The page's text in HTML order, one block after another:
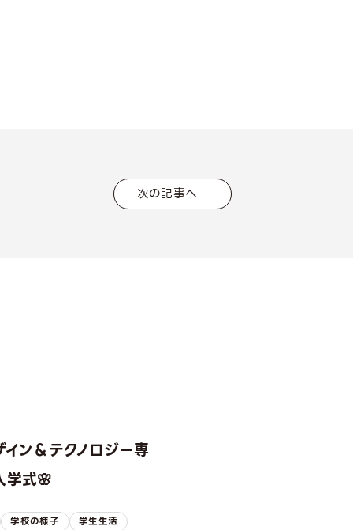
次の記事へ
ン＆テクノロジー専
学式🌸
学校の様子 学生生活